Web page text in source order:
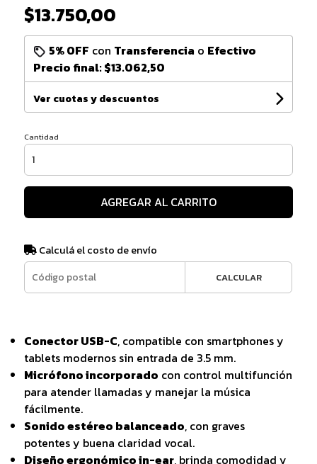
$13.750,00
5% OFF con Transferencia o Efectivo
Precio final:$13.062,50
Ver cuotas y descuentos
Cantidad
AGREGAR AL CARRITO
Calculá el costo de envío
CALCULAR
Conector USB-C, compatible con smartphones y
tablets modernos sin entrada de 3.5 mm.
Micrófono incorporado con control multifunción
para atender llamadas y manejar la música
fácilmente.
Sonido estéreo balanceado, con graves
potentes y buena claridad vocal.
Diseño ergonómico in-ear, brinda comodidad y